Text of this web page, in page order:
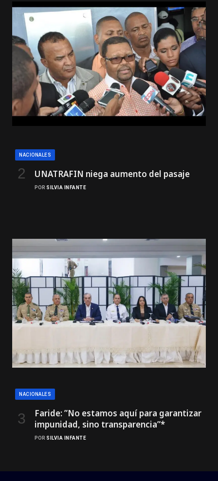
NACIONALES
UNATRAFIN niega aumento del pasaje
POR SILVIA INFANTE
NACIONALES
Faride: ”No estamos aquí para garantizar
impunidad, sino transparencia”*
POR SILVIA INFANTE